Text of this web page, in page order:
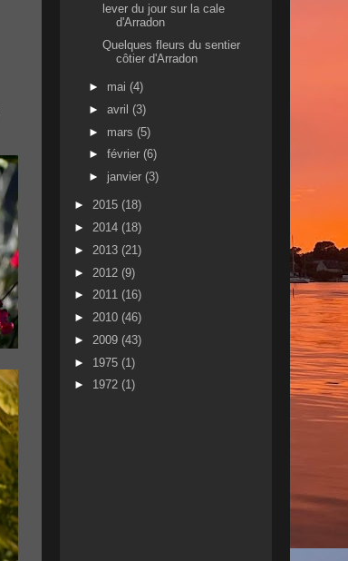
lever du jour sur la cale
d'Arradon
Quelques fleurs du sentier
côtier d'Arradon
► mai (4)
► avril (3)
► mars (5)
► février (6)
► janvier (3)
► 2015 (18)
► 2014 (18)
► 2013 (21)
► 2012 (9)
► 2011 (16)
► 2010 (46)
► 2009 (43)
► 1975 (1)
► 1972 (1)